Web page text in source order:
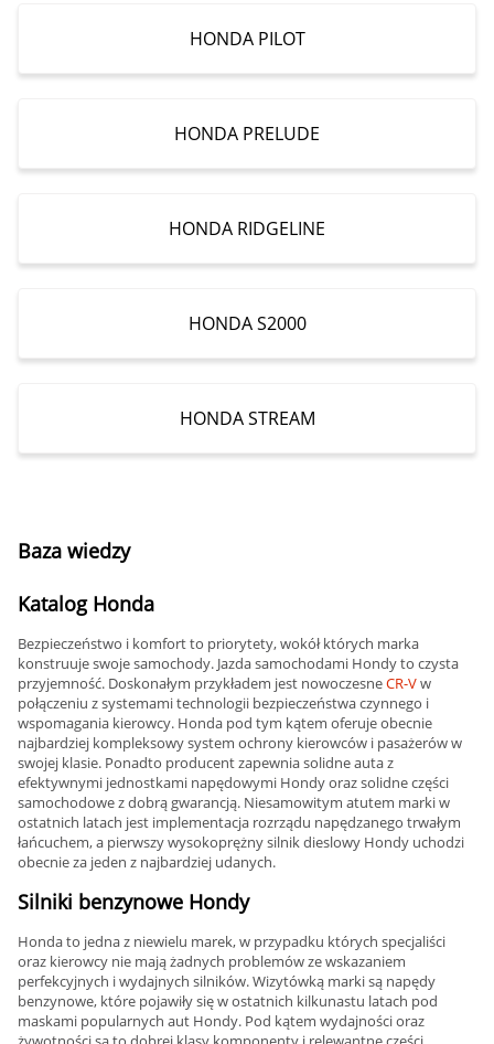
HONDA PILOT
HONDA PRELUDE
HONDA RIDGELINE
HONDA S2000
HONDA STREAM
Baza wiedzy
Katalog Honda
Bezpieczeństwo i komfort to priorytety, wokół których marka
konstruuje swoje samochody. Jazda samochodami Hondy to czysta
przyjemność. Doskonałym przykładem jest nowoczesneCR-Vw
połączeniu z systemami technologii bezpieczeństwa czynnego i
wspomagania kierowcy. Honda pod tym kątem oferuje obecnie
najbardziej kompleksowy system ochrony kierowców i pasażerów w
swojej klasie. Ponadto producent zapewnia solidne auta z
efektywnymi jednostkami napędowymi Hondy oraz solidne części
samochodowe z dobrą gwarancją. Niesamowitym atutem marki w
ostatnich latach jest implementacja rozrządu napędzanego trwałym
łańcuchem, a pierwszy wysokoprężny silnik dieslowy Hondy uchodzi
obecnie za jeden z najbardziej udanych.
Silniki benzynowe Hondy
Honda to jedna z niewielu marek, w przypadku których specjaliści
oraz kierowcy nie mają żadnych problemów ze wskazaniem
perfekcyjnych i wydajnych silników. Wizytówką marki są napędy
benzynowe, które pojawiły się w ostatnich kilkunastu latach pod
maskami popularnych aut Hondy. Pod kątem wydajności oraz